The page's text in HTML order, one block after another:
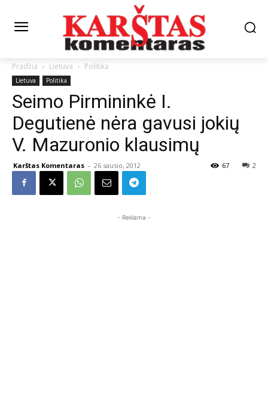
Pradžia Lietuva Politika
Lietuva Politika
Seimo Pirmininkė I.
Degutienė nėra gavusi jokių
V. Mazuronio klausimų
Karštas Komentaras - 26 sausio, 2012 2
67
- Reklama -